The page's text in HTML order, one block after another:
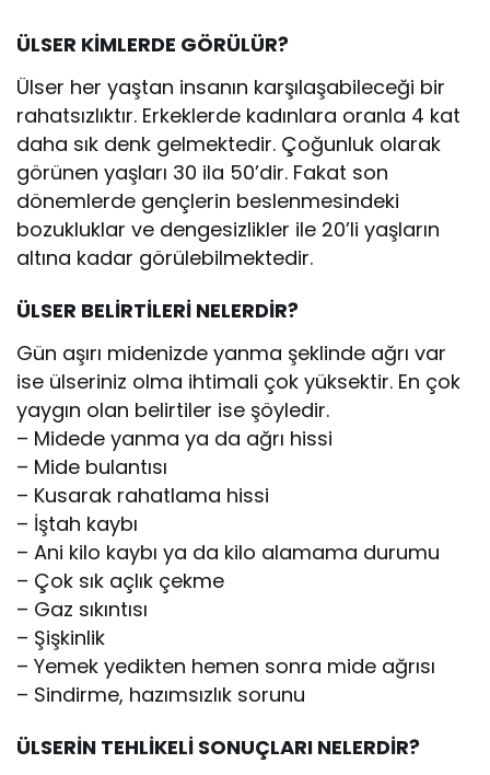
ÜLSER KİMLERDE GÖRÜLÜR?
Ülser her yaştan insanın karşılaşabileceği bir
rahatsızlıktır. Erkeklerde kadınlara oranla 4 kat
daha sık denk gelmektedir. Çoğunluk olarak
görünen yaşları 30 ila 50’dir. Fakat son
dönemlerde gençlerin beslenmesindeki
bozukluklar ve dengesizlikler ile 20’li yaşların
altına kadar görülebilmektedir.
ÜLSER BELİRTİLERİ NELERDİR?
Gün aşırı midenizde yanma şeklinde ağrı var
ise ülseriniz olma ihtimali çok yüksektir. En çok
yaygın olan belirtiler ise şöyledir.
– Midede yanma ya da ağrı hissi
– Mide bulantısı
– Kusarak rahatlama hissi
– İştah kaybı
– Ani kilo kaybı ya da kilo alamama durumu
– Çok sık açlık çekme
– Gaz sıkıntısı
– Şişkinlik
– Yemek yedikten hemen sonra mide ağrısı
– Sindirme, hazımsızlık sorunu
ÜLSERİN TEHLİKELİ SONUÇLARI NELERDİR?